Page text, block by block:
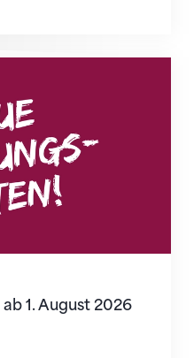
1. August 2026
August 2026